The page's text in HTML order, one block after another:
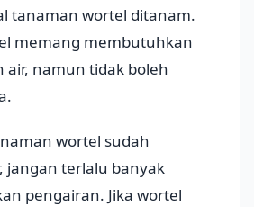
tanaman wortel ditanam.
memang membutuhkan
air, namun tidak boleh
wortel sudah
jangan terlalu banyak
pengairan. Jika wortel